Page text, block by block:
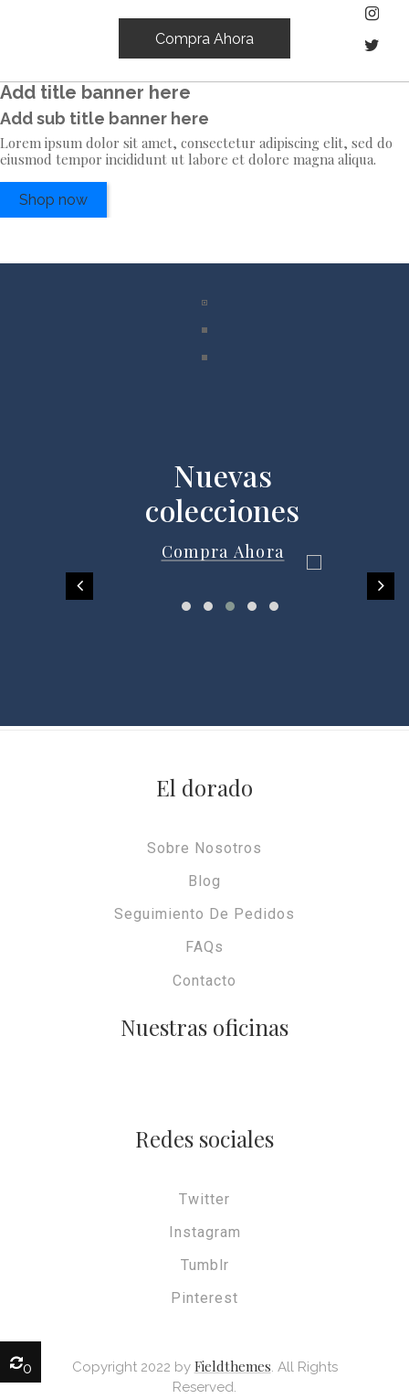
Compra Ahora
Add title banner here
Add sub title banner here
Lorem ipsum dolor sit amet, consectetur adipiscing elit, sed do
eiusmod tempor incididunt ut labore et dolore magna aliqua.
Shop now
Nuevas
colecciones
Compra Ahora
El dorado
Sobre Nosotros
Blog
Seguimiento De Pedidos
FAQs
Contacto
Nuestras oficinas
Redes sociales
Twitter
Instagram
Tumblr
Pinterest
Copyright 2022 by Fieldthemes. All Rights
Reserved.
0